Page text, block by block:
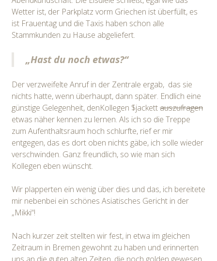
Wetter ist, der Parkplatz vorm Griechen ist überfüllt, es
ist Frauentag und die Taxis haben schon alle
Stammkunden zu Hause abgeliefert.
„Hast du noch etwas?“
Der verzweifelte Anruf in der Zentrale ergab, das sie
nichts hatte, wenn überhaupt, dann später. Endlich eine
günstige Gelegenheit, denKollegen $jackettauszufragen
etwas näher kennen zu lernen. Als ich so die Treppe
zum Aufenthaltsraum hoch schlurfte, rief er mir
entgegen, das es dort oben nichts gäbe, ich solle wieder
verschwinden. Ganz freundlich, so wie man sich
Kollegen eben wünscht.
Wir plapperten ein wenig über dies und das, ich bereitete
mir nebenbei ein schönes Asiatisches Gericht in der
„Mikki“!
Nach kurzer zeit stellten wir fest, in etwa im gleichen
Zeitraum in Bremen gewohnt zu haben und erinnerten